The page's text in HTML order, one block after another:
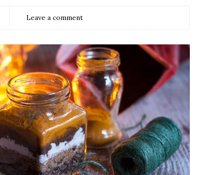
Leave a comment